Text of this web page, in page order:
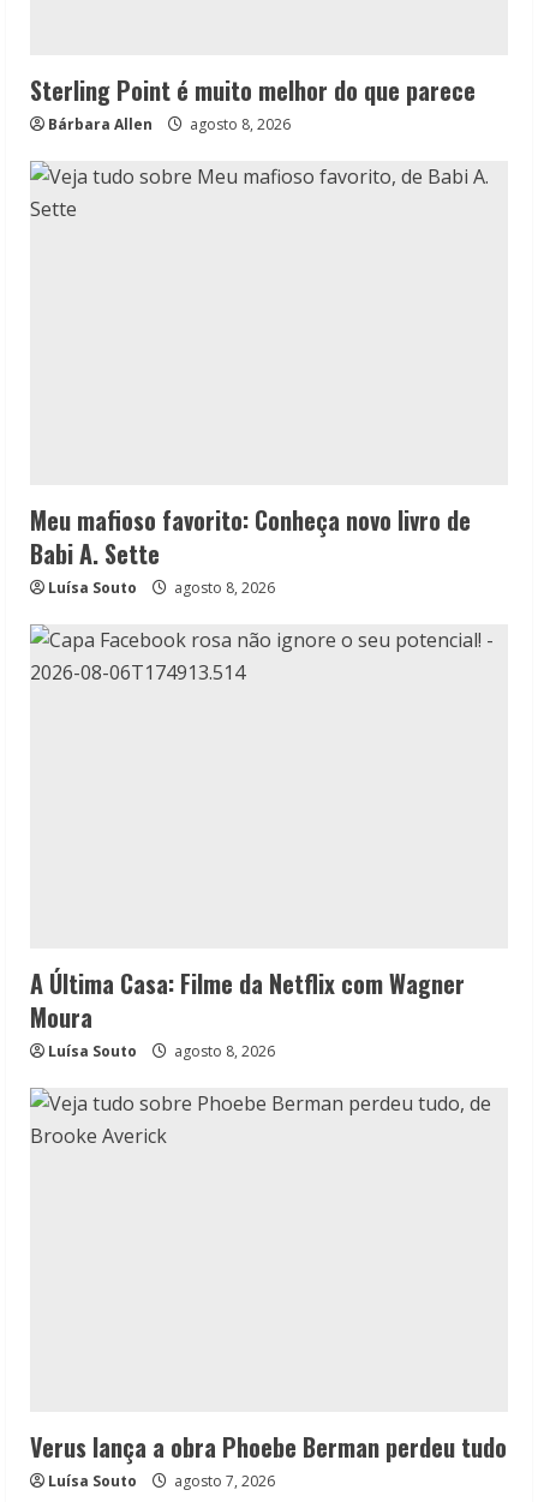
Sterling Point é muito melhor do que parece
Bárbara Allen agosto 8, 2026
Meu mafioso favorito: Conheça novo livro de
Babi A. Sette
Luísa Souto agosto 8, 2026
A Última Casa: Filme da Netflix com Wagner
Moura
Luísa Souto agosto 8, 2026
Verus lança a obra Phoebe Berman perdeu tudo
Luísa Souto agosto 7, 2026